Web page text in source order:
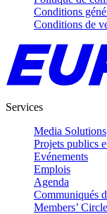
Conditions
Conditions de
Services
Media Solutions
Projets publics
Evénements
Emplois
Agenda
Communiqués
Members’ Circle